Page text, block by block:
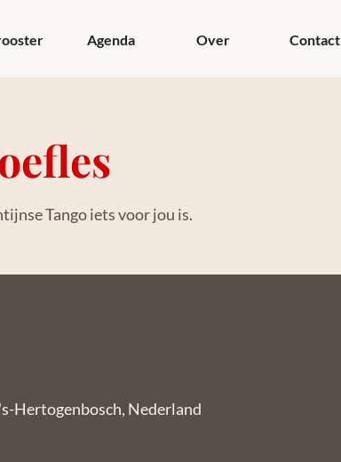
Agenda Over Contact
Tango iets voor jou is.
Hertogenbosch, Nederland